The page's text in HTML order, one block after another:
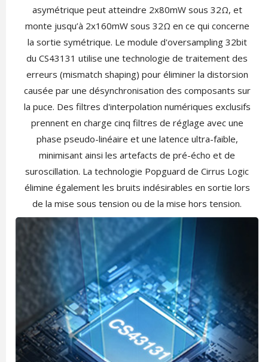
asymétrique peut atteindre 2x80mW sous 32Ω, et
monte jusqu’à 2x160mW sous 32Ω en ce qui concerne
la sortie symétrique. Le module d'oversampling 32bit
du CS43131 utilise une technologie de traitement des
erreurs (mismatch shaping) pour éliminer la distorsion
causée par une désynchronisation des composants sur
la puce. Des filtres d'interpolation numériques exclusifs
prennent en charge cinq filtres de réglage avec une
phase pseudo-linéaire et une latence ultra-faible,
minimisant ainsi les artefacts de pré-écho et de
suroscillation. La technologie Popguard de Cirrus Logic
élimine également les bruits indésirables en sortie lors
de la mise sous tension ou de la mise hors tension.